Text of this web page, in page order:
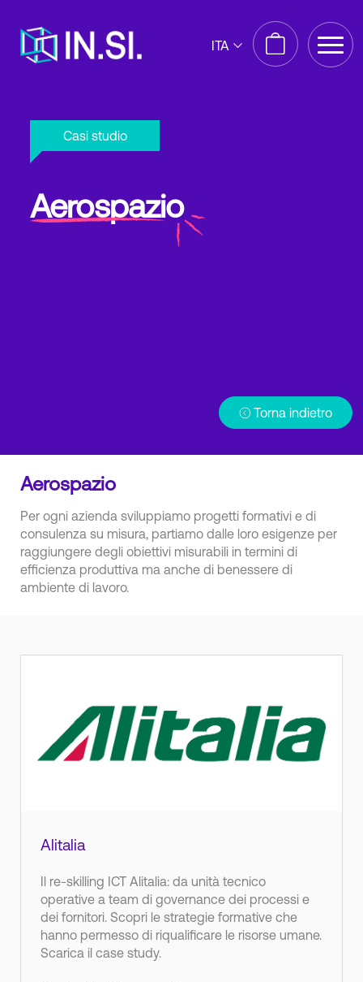
Casi studio
Aerospazio
Torna indietro
Aerospazio
Per ogni azienda sviluppiamo progetti formativi e di
consulenza su misura, partiamo dalle loro esigenze per
raggiungere degli obiettivi misurabili in termini di
efficienza produttiva ma anche di benessere di
ambiente di lavoro.
Alitalia
Il re-skilling ICT Alitalia: da unità tecnico
operative a team di governance dei processi e
dei fornitori. Scopri le strategie formative che
hanno permesso di riqualificare le risorse umane.
Scarica il case study.
ITA